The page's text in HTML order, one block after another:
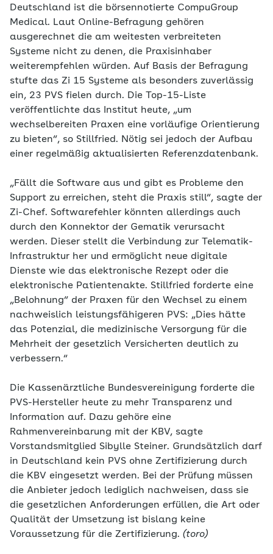
Deutschland ist die börsennotierte CompuGroup
Medical. Laut Online-Befragung gehören
ausgerechnet die am weitesten verbreiteten
Systeme nicht zu denen, die Praxisinhaber
weiterempfehlen würden. Auf Basis der Befragung
stufte das Zi 15 Systeme als besonders zuverlässig
ein, 23 PVS fielen durch. Die Top-15-Liste
veröffentlichte das Institut heute, „um
wechselbereiten Praxen eine vorläufige Orientierung
zu bieten“, so Stillfried. Nötig sei jedoch der Aufbau
einer regelmäßig aktualisierten Referenzdatenbank.
„Fällt die Software aus und gibt es Probleme den
Support zu erreichen, steht die Praxis still“, sagte der
Zi-Chef. Softwarefehler könnten allerdings auch
durch den Konnektor der Gematik verursacht
werden. Dieser stellt die Verbindung zur Telematik-
Infrastruktur her und ermöglicht neue digitale
Dienste wie das elektronische Rezept oder die
elektronische Patientenakte. Stillfried forderte eine
„Belohnung“ der Praxen für den Wechsel zu einem
nachweislich leistungsfähigeren PVS: „Dies hätte
das Potenzial, die medizinische Versorgung für die
Mehrheit der gesetzlich Versicherten deutlich zu
verbessern.“
Die Kassenärztliche Bundesvereinigung forderte die
PVS-Hersteller heute zu mehr Transparenz und
Information auf. Dazu gehöre eine
Rahmenvereinbarung mit der KBV, sagte
Vorstandsmitglied Sibylle Steiner. Grundsätzlich darf
in Deutschland kein PVS ohne Zertifizierung durch
die KBV eingesetzt werden. Bei der Prüfung müssen
die Anbieter jedoch lediglich nachweisen, dass sie
die gesetzlichen Anforderungen erfüllen, die Art oder
Qualität der Umsetzung ist bislang keine
Voraussetzung für die Zertifizierung. (toro)